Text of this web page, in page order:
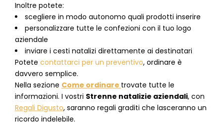
Inoltre potete:
scegliere in modo autonomo quali prodotti inserire
personalizzare tutte le confezioni con il tuo logo
aziendale
inviare i cesti natalizi direttamente ai destinatari
Potete contattarci per un preventivo, ordinare è
davvero semplice.
Nella sezione Come ordinare trovate tutte le
informazioni. I vostri Strenne natalizie aziendali, con
Regali Digusto, saranno regali graditi che lasceranno un
ricordo indelebile.